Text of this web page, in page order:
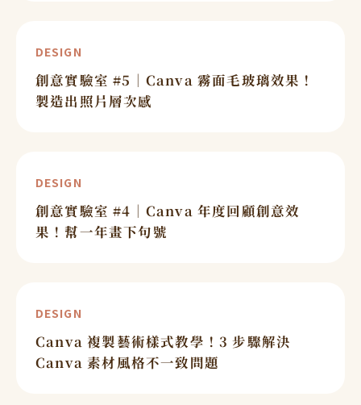
DESIGN
創意實驗室 #5｜Canva 霧面毛玻璃效果！
製造出照片層次感
DESIGN
創意實驗室 #4｜Canva 年度回顧創意效
果！幫一年畫下句號
DESIGN
Canva 複製藝術樣式教學！3 步驟解決
Canva 素材風格不一致問題